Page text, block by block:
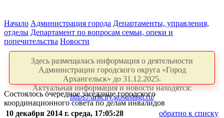
Начало Администрация города Департаменты, управления,
отделы Департамент по вопросам семьи, опеки и
попечительства Новости
Здесь размещалась информация о деятельности
Администрации городского округа «Город
Архангельск» до 31.12.2025.
Актуальная информация и новости находятся:
https://arhcity.gosuslugi.ru/
Cостоялось очередное заседание городского
координационного совета по делам инвалидов
10 декабря 2014 г. среда, 17:05:28
обратно к списку